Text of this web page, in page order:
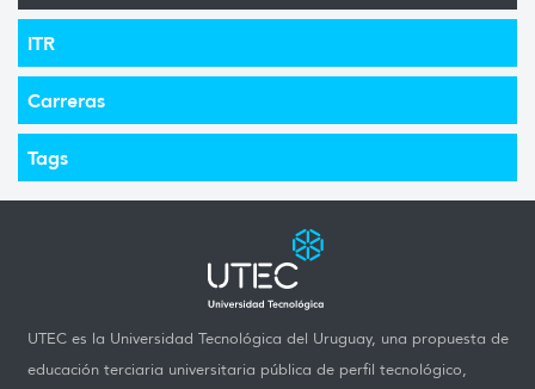
ITR
Carreras
Tags
UTEC es la Universidad Tecnológica del Uruguay, una propuesta de
educación terciaria universitaria pública de perfil tecnológico,